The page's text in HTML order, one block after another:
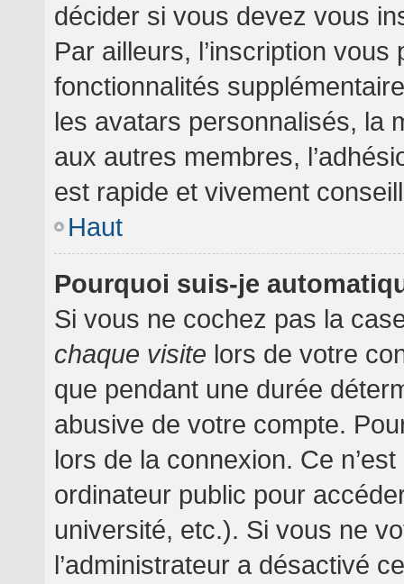
décider si vous devez vous
Par ailleurs, l’inscription
fonctionnalités
les avatars personnalisés, la
aux autres membres,
est rapide et vivement
Haut
Pourquoi suis-je
Si vous ne cochez pas la
chaque visite lors de votre
que pendant une durée
abusive de votre compte.
lors de la connexion. Ce
ordinateur public pour
université, etc.). Si vous ne
l’administrateur a désactivé